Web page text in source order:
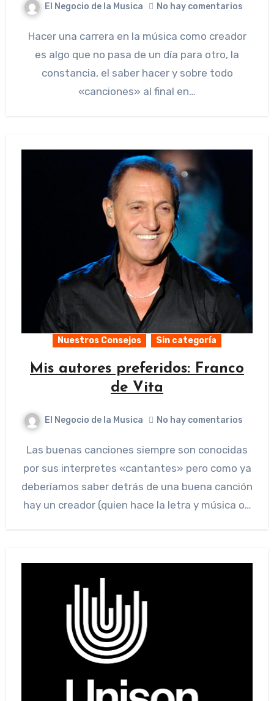
El Negocio de la Musica No hay comentarios
Hacer una carrera en la música como creador
es algo que no pasa de un día para otro, la
constancia, el saber hacer y sobre todo
«canciones» al final en…
Nuestros Consejos Sin categoría
Mis autores preferidos: Franco
de Vita
El Negocio de la Musica No hay comentarios
Las buenas canciones siempre son conocidas
por sus interpretes «cantantes» pero como ya
deberíamos saber detrás de una buena canción
hay un creador (quien hace la letra y música o…